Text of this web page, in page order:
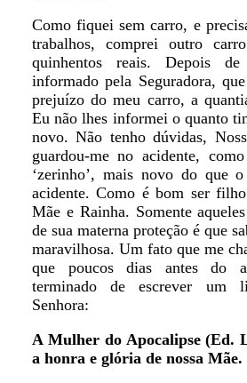
Como fiquei sem carro, e
trabalhos, comprei outro
quinhentos reais. Depois
informado pela Seguradora,
prejuízo do meu carro, a
Eu não lhes informei o quanto
novo. Não tenho dúvidas,
guardou-me no acidente,
‘zerinho’, mais novo do que
acidente. Como é bom ser
Mãe e Rainha. Somente
de sua materna proteção é que
maravilhosa. Um fato que me
que poucos dias antes do
terminado de escrever um
Senhora:
A Mulher do Apocalipse (Ed.
a honra e glória de nossa Mãe.